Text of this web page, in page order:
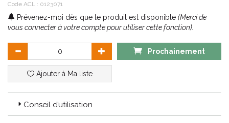
Fondante et non-grasse, elle laisse les mains agréablement
parfumées.
Fabriqué en France.
Code ACL : 0123071
Prévenez-moi dès que le produit est disponible (Merci de
vous connecter à votre compte pour utiliser cette fonction).
Prochainement
Ajouter à Ma liste
Conseil d’utilisation